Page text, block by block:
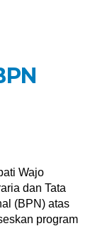
Wajo
dan Tata
(BPN) atas
program